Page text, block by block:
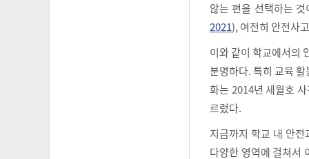
않는 편을 선택하는
2021), 여전히 안전사
이와 같이 학교에서의
분명하다. 특히 교육
화는 2014년 세월호
르렀다.
지금까지 학교 내 안
다양한 영역에 걸쳐서